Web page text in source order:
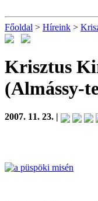
Főoldal > Híreink >
Krisztus
(Almássy-
2007. 11. 23. |